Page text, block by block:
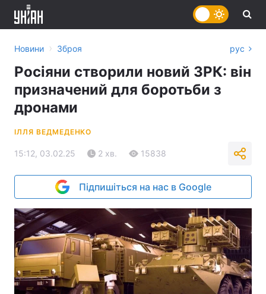
Новини › Зброя рус
Росіяни створили новий ЗРК: він
призначений для боротьби з
дронами
ІЛЛЯ ВЕДМЕДЕНКО
15:12, 03.02.25 2 хв. 15838
Підпишіться на нас в Google